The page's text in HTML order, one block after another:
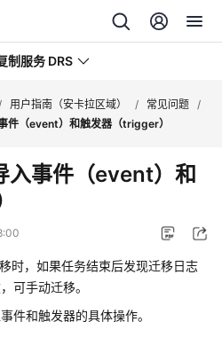
制服务 DRS
用户指南（安卡拉区域） / 常见问题 /
件（event）和触发器（trigger）
入事件（event）和
时，如果任务结束后发现迁移日志
可手动迁移。
件和触发器的具体操作。